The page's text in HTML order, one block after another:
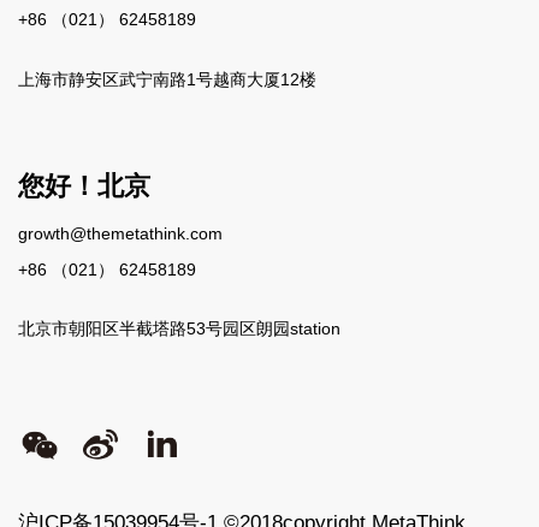
+86 （021） 62458189
上海市静安区武宁南路1号越商大厦12楼
您好！北京
growth@themetathink.com
+86 （021） 62458189
北京市朝阳区半截塔路53号园区朗园station